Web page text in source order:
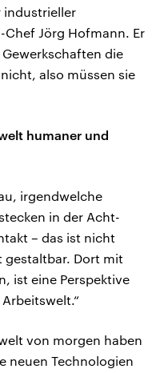
industrieller
Chef Jörg Hofmann. Er
die
also müssen sie
humaner und
irgendwelche
in der Acht-
– das ist nicht
Dort mit
ist eine Perspektive
von morgen haben
neuen Technologien